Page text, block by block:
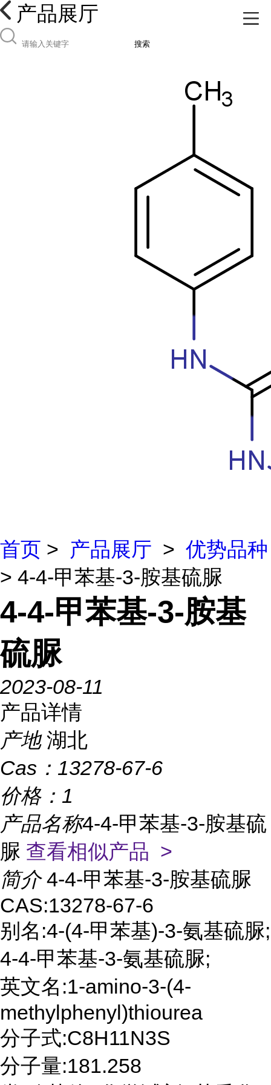
产品展厅
搜索
首页 > 产品展厅 > 优势品种
> 4-4-甲苯基-3-胺基硫脲
4-4-甲苯基-3-胺基
硫脲
2023-08-11
产品详情
产地 湖北
Cas： 13278-67-6
价格： 1
产品名称4-4-甲苯基-3-胺基硫
脲 查看相似产品 >
简介 4-4-甲苯基-3-胺基硫脲
CAS:13278-67-6
别名:4-(4-甲苯基)-3-氨基硫脲;
4-4-甲苯基-3-氨基硫脲;
英文名:1-amino-3-(4-
methylphenyl)thiourea
分子式:C8H11N3S
分子量:181.258